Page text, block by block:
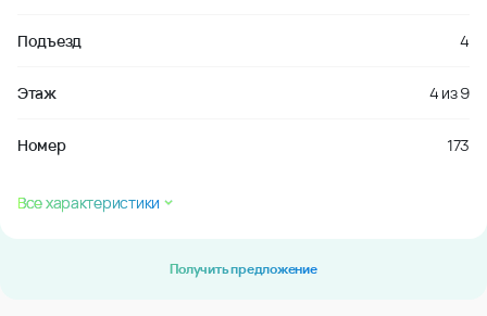
Подъезд 4
Этаж 4 из9
Номер 173
Все характеристики
Получить предложение